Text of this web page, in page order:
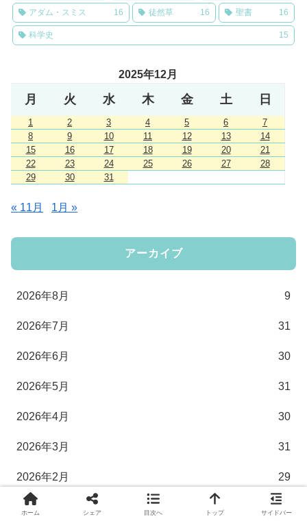
アダム・スミス 16 徒然草 16 聖書 16
科学史 15
2025年12月
月 火 水 木 金 土 日
1 2 3 4 5 6
7
8
9 10 11 12 13
14
15
16 17 18 19 20
21
22
23 24 25 26 27
28
29
30 31
« 11月 1月 »
アーカイブ
2026年8月 9
2026年7月 31
2026年6月 30
2026年5月 31
2026年4月 30
2026年3月 31
2026年2月 29
2026年1月 31
ホーム シェア 目次へ トップ サイドバー